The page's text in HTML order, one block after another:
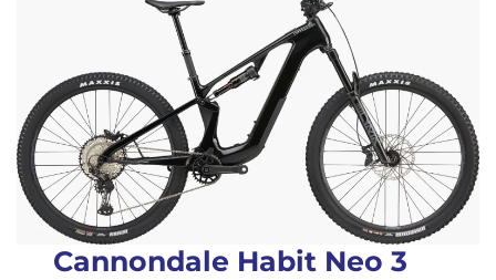
Cannondale Habit Neo 3